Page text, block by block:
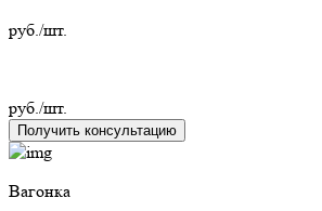
руб./шт.
руб./шт.
Получить консультацию
Вагонка